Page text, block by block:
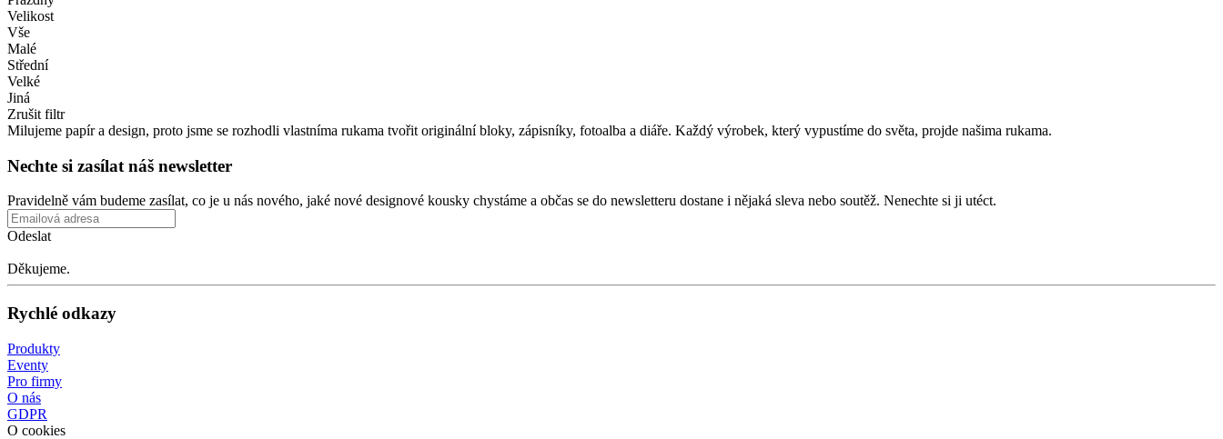
Velikost
Vše
Malé
Střední
Velké
Jiná
Zrušit filtr
Milujeme papír a design, proto jsme se rozhodli vlastníma rukama tvořit originální bloky, zápisníky, fotoalba a diáře. Každý výrobek, který vypustíme do světa, projde našima rukama.
Nechte si zasílat náš newsletter
Pravidelně vám budeme zasílat, co je u nás nového, jaké nové designové kousky chystáme a občas se do newsletteru dostane i nějaká sleva nebo soutěž. Nenechte si ji utéct.
Odeslat
Děkujeme.
Rychlé odkazy
Produkty
Eventy
Pro firmy
O nás
GDPR
O cookies